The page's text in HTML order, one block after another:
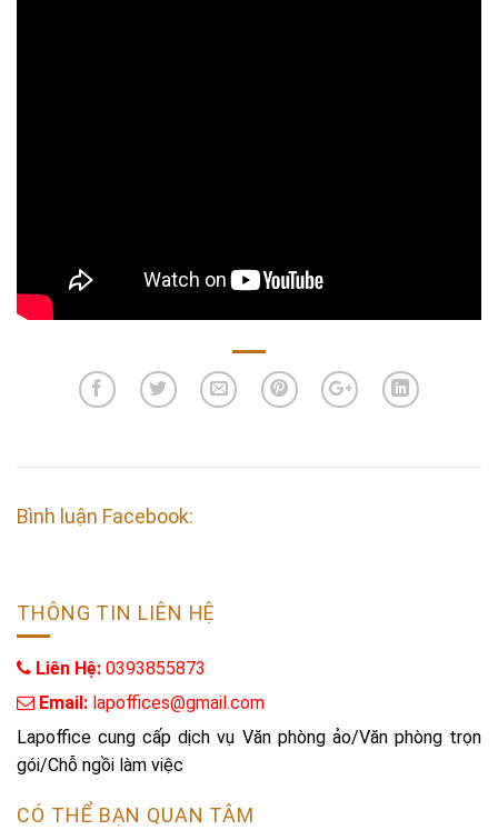
Bình luận Facebook:
THÔNG TIN LIÊN HỆ
Liên Hệ: 0393855873
Email: lapoffices@gmail.com
Lapoffice cung cấp dịch vụ Văn phòng ảo/Văn phòng trọn
gói/Chỗ ngồi làm việc
CÓ THỂ BẠN QUAN TÂM